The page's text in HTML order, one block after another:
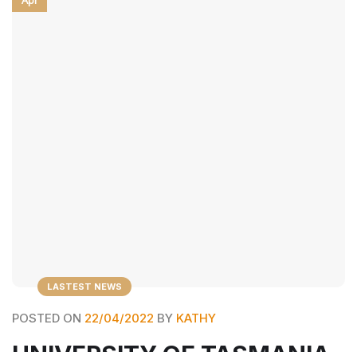
LASTEST NEWS
POSTED ON 22/04/2022 BY KATHY